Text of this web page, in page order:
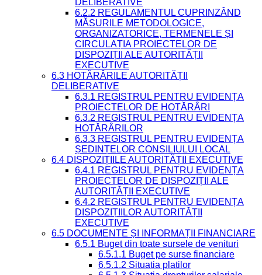
DELIBERATIVE
6.2.2 REGULAMENTUL CUPRINZÂND
MĂSURILE METODOLOGICE,
ORGANIZATORICE, TERMENELE ȘI
CIRCULAȚIA PROIECTELOR DE
DISPOZIȚII ALE AUTORITĂȚII
EXECUTIVE
6.3 HOTĂRÂRILE AUTORITĂȚII
DELIBERATIVE
6.3.1 REGISTRUL PENTRU EVIDENȚA
PROIECTELOR DE HOTĂRÂRI
6.3.2 REGISTRUL PENTRU EVIDENȚA
HOTĂRÂRILOR
6.3.3 REGISTRUL PENTRU EVIDENȚA
ȘEDINȚELOR CONSILIULUI LOCAL
6.4 DISPOZIȚIILE AUTORITĂȚII EXECUTIVE
6.4.1 REGISTRUL PENTRU EVIDENȚA
PROIECTELOR DE DISPOZIȚII ALE
AUTORITĂȚII EXECUTIVE
6.4.2 REGISTRUL PENTRU EVIDENȚA
DISPOZIȚIILOR AUTORITĂȚII
EXECUTIVE
6.5 DOCUMENTE ȘI INFORMAȚII FINANCIARE
6.5.1 Buget din toate sursele de venituri
6.5.1.1 Buget pe surse financiare
6.5.1.2 Situatia platilor